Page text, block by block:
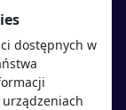
dostępnych w